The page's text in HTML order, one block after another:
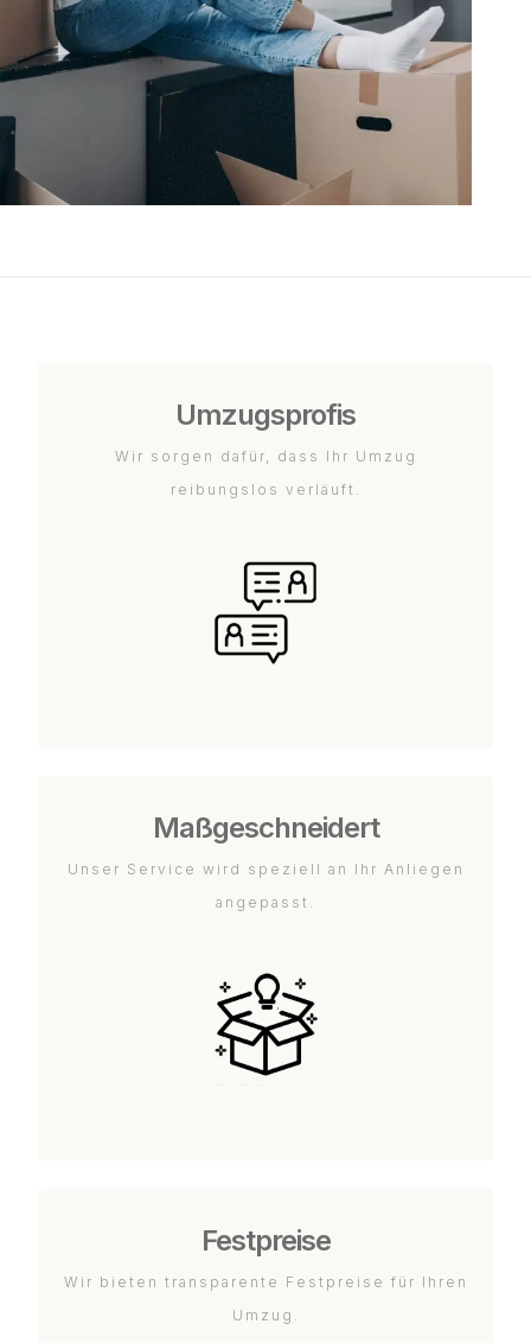
Umzugsprofis
Wir sorgen dafür, dass Ihr Umzug
reibungslos verläuft.
Maßgeschneidert
Unser Service wird speziell an Ihr Anliegen
angepasst.
Festpreise
Wir bieten transparente Festpreise für Ihren
Umzug.